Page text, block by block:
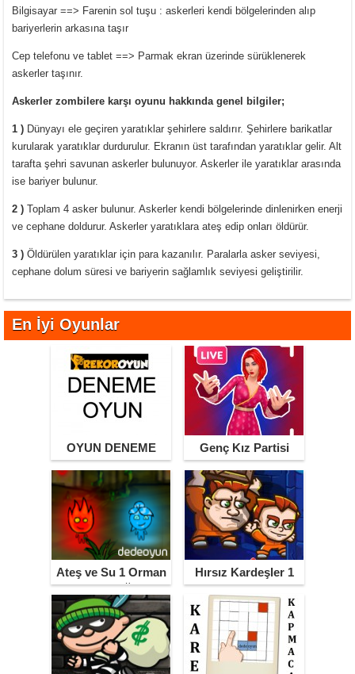
Bilgisayar ==> Farenin sol tuşu : askerleri kendi bölgelerinden alıp
bariyerlerin arkasına taşır
Cep telefonu ve tablet ==> Parmak ekran üzerinde sürüklenerek
askerler taşınır.
Askerler zombilere karşı oyunu hakkında genel bilgiler;
1 ) Dünyayı ele geçiren yaratıklar şehirlere saldırır. Şehirlere barikatlar
kurularak yaratıklar durdurulur. Ekranın üst tarafından yaratıklar gelir. Alt
tarafta şehri savunan askerler bulunuyor. Askerler ile yaratıklar arasında
ise bariyer bulunur.
2 ) Toplam 4 asker bulunur. Askerler kendi bölgelerinde dinlenirken enerji
ve cephane doldurur. Askerler yaratıklara ateş edip onları öldürür.
3 ) Öldürülen yaratıklar için para kazanılır. Paralarla asker seviyesi,
cephane dolum süresi ve bariyerin sağlamlık seviyesi geliştirilir.
En İyi Oyunlar
OYUN DENEME Genç Kız Partisi
Ateş ve Su 1 Orman
Tapınağı
Hırsız Kardeşler 1